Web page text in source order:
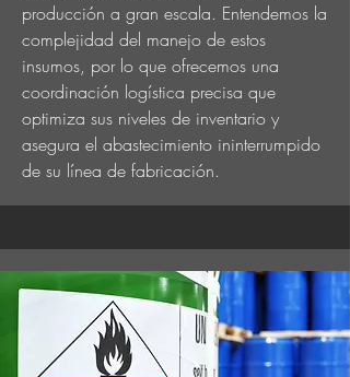
producción a gran escala. Entendemos la
complejidad del manejo de estos
insumos, por lo que ofrecemos una
coordinación logística precisa que
optimiza sus niveles de inventario y
asegura el abastecimiento ininterrumpido
de su línea de fabricación.